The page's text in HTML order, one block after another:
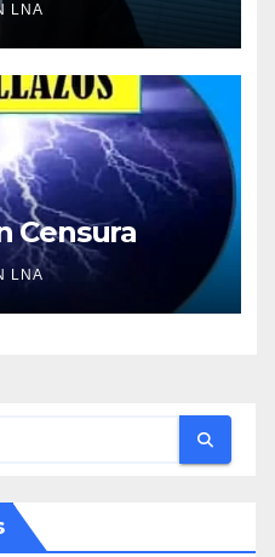
LNA
Censura
LNA